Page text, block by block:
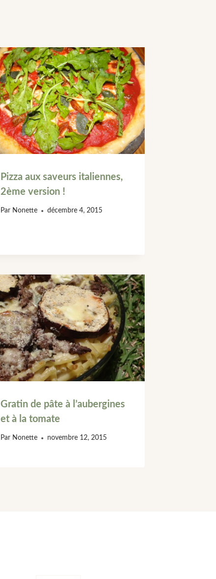
Pizza aux saveurs italiennes,
2ème version !
Par Nonette décembre 4, 2015
Gratin de pâte à l’aubergines
et à la tomate
Par Nonette novembre 12, 2015